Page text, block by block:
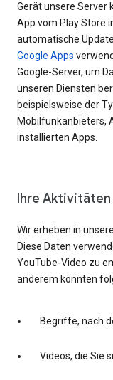
Gerät unsere Server
App vom Play Store
automatische
Google Apps
Google-Server, um
unseren Diensten
beispielsweise der
Mobilfunkanbieters,
installierten Apps.
Ihre Aktivitäten
Wir erheben in
Diese Daten
YouTube-Video zu
anderem könnten
Begriffe, nach
Videos, die Sie